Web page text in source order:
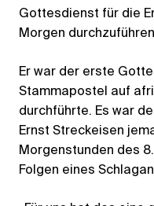
Gottesdienst für die
Morgen
Er war der erste
Stammapostel auf
durchführte. Es war
Ernst Streckeisen
Morgenstunden des
Folgen eines